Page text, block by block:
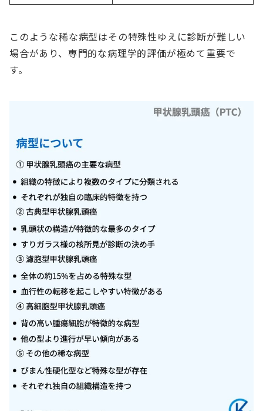
このような稀な病型はその特殊性ゆえに診断が難しい
場合があり、専門的な病理学的評価が極めて重要で
す。